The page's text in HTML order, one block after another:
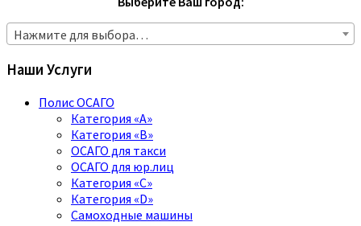
Нажмите для выбора…
Наши Услуги
Полис ОСАГО
Категория «A»
Категория «B»
ОСАГО для такси
ОСАГО для юр.лиц
Категория «C»
Категория «D»
Самоходные машины